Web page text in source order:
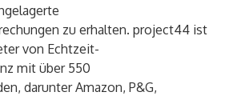
zu erhalten. project44 ist
von Echtzeit-
mit über 550
darunter Amazon, P&G,